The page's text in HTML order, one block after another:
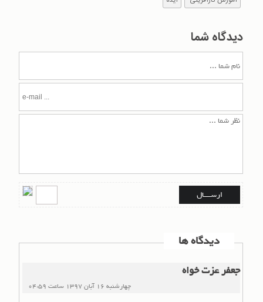
دیدگاه شما
دیدگاه ها
جعفر عزت خواه
چهارشنبه 16 آبان 1397 ساعت 04:59